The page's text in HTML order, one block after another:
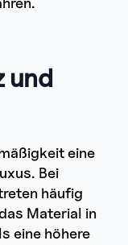
und
eine
Bei
häufig
Material in
eine höhere